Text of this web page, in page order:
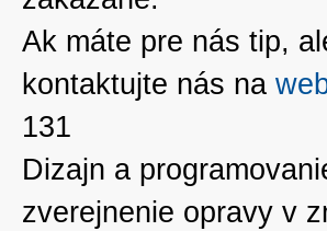
Ak máte pre nás tip,
kontaktujte nás na
131
Dizajn a
zverejnenie opravy v